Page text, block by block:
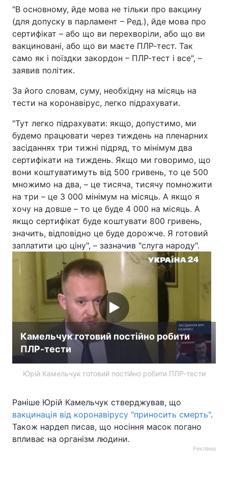
Статті
Інтерв'ю Думки
Архів Вакансії
Послуги
Тема оформлення
"В основному, йде мова не тільки про вакцину
(для допуску в парламент – Ред.), йде мова про
сертифікат – або що ви перехворіли, або що ви
вакциновані, або що ви маєте ПЛР-тест. Так
само як і поїздки закордон – ПЛР-тест і все", –
заявив політик.
За його словам, суму, необхідну на місяць на
тести на коронавірус, легко підрахувати.
"Тут легко підрахувати: якщо, допустимо, ми
будемо працювати через тиждень на пленарних
засіданнях три тижні підряд, то мінімум два
сертифікати на тиждень. Якщо ми говоримо, що
вони коштуватимуть від 500 гривень, то це 500
множимо на два, – це тисяча, тисячу помножити
на три – це 3 000 мінімум на місяць. А якщо я
хочу на довше – то це буде 4 000 на місяць. А
якщо сертифікат буде коштувати 800 гривень,
значить, відповідно це буде дорожче. Я готовий
заплатити цю ціну", – зазначив "слуга народу".
Камельчук готовий постійно робити
ПЛР-тести
Юрій Камельчук готовий постійно робити ПЛР-тести
Раніше Юрій Камельчук стверджував, що
вакцинація від коронавірусу "приносить смерть".
Також нардеп писав, що носіння масок погано
впливає на організм людини.
Реклама